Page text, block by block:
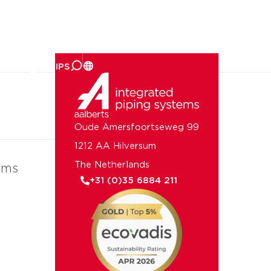
Oude Amersfoortseweg 99
1212 AA Hilversum
The Netherlands
+31 (0)35 6884 211